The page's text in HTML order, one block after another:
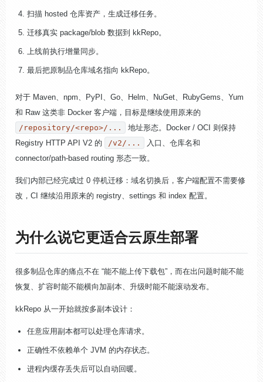
扫描 hosted 仓库资产，生成迁移任务。
迁移真实 package/blob 数据到 kkRepo。
上线前执行增量同步。
最后把原制品仓库域名指向 kkRepo。
对于 Maven、npm、PyPI、Go、Helm、NuGet、RubyGems、Yum
和 Raw 这类非 Docker 客户端，目标是继续使用原来的
/repository/<repo>/...
地址形态。Docker / OCI 则保持
Registry HTTP API V2 的
/v2/...
入口、仓库名和
connector/path-based routing 形态一致。
我们内部已经完成过 0 停机迁移：域名切换后，客户端配置不需要修
改，CI 继续沿用原来的 registry、settings 和 index 配置。
为什么说它更适合云原生部署
很多制品仓库的痛点不在 “能不能上传下载包”，而在出问题时能不能
恢复、扩容时能不能横向加副本、升级时能不能滚动发布。
kkRepo 从一开始就按多副本设计：
任意应用副本都可以处理仓库请求。
正确性不依赖单个 JVM 的内存状态。
进程内缓存丢失后可以自动回暖。